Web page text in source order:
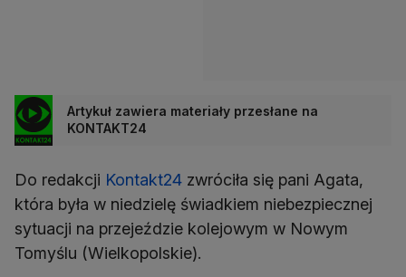
Artykuł zawiera materiały przesłane na
KONTAKT24
Do redakcji Kontakt24 zwróciła się pani Agata,
która była w niedzielę świadkiem niebezpiecznej
sytuacji na przejeździe kolejowym w Nowym
Tomyślu (Wielkopolskie).